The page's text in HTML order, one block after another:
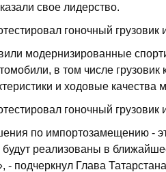
свое лидерство.
модернизированные
в том числе
и ходовые качества
по импортозамещению -
реализованы в
- подчеркнул Глава